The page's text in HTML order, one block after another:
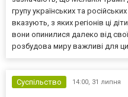
групу українських та
вказують, з яких регіонів ці
вони опинилися далеко від
розбудова миру важливі для
Суспільство 14:00, 31 липня